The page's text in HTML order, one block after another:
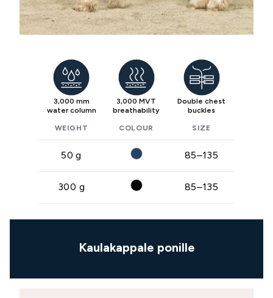
3,000 mm
water column
3,000 MVT
breathability
Double chest
buckles
WEIGHT COLOUR SIZE
50 g 85–135
300 g 85–135
Kaulakappale ponille